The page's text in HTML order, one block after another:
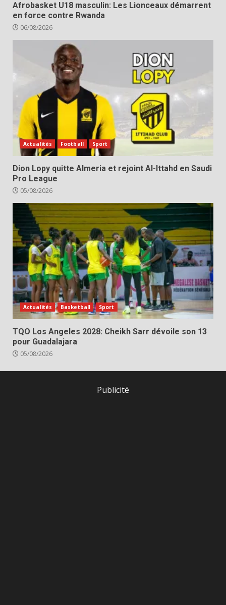
Afrobasket U18 masculin: Les Lionceaux démarrent
en force contre Rwanda
06/08/2026
Actualités Football Sport
Dion Lopy quitte Almeria et rejoint Al-Ittahd en Saudi
Pro League
05/08/2026
Actualités Basketball Sport
TQO Los Angeles 2028: Cheikh Sarr dévoile son 13
pour Guadalajara
05/08/2026
Publicité